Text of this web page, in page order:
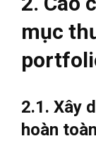
mục
2.1. Xây
hoàn